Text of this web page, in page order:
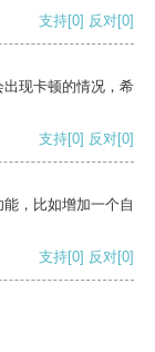
支持[0] 反对[0]
现卡顿的情况，希
支持[0] 反对[0]
，比如增加一个自
支持[0] 反对[0]